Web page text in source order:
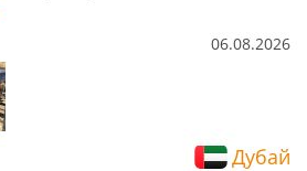
06.08.2026
Дубай